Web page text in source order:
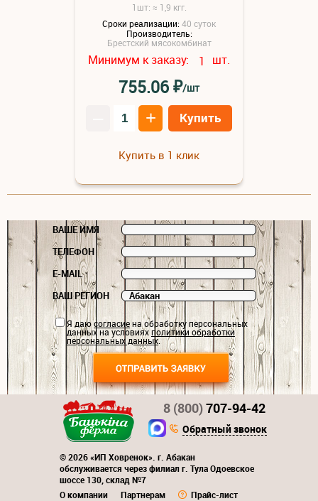
1шт: ≈ 1,9 кгг.
Сроки реализации:40 суток
Производитель:
Брестский мясокомбинат
Минимум к заказу: 1 шт.
755.06₽/шт
+ Купить
Купить в 1 клик
ВАШЕ ИМЯ
ТЕЛЕФОН
E-MAIL
ВАШ РЕГИОН
Я даюсогласиена обработку персональных
данных на условияхполитики обработки
персональных данных.
© 2026 «ИП Ховренок». г. Абакан
обслуживается через филиал г. Тула Одоевское
шоссе 130, склад №7
О компании
Партнерам
Прайс-лист
8 (800)707-94-42
Обратный звонок